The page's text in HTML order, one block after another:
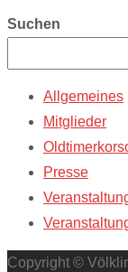
Suchen
Allgemeines
Mitglieder
Presse
Copyright ©